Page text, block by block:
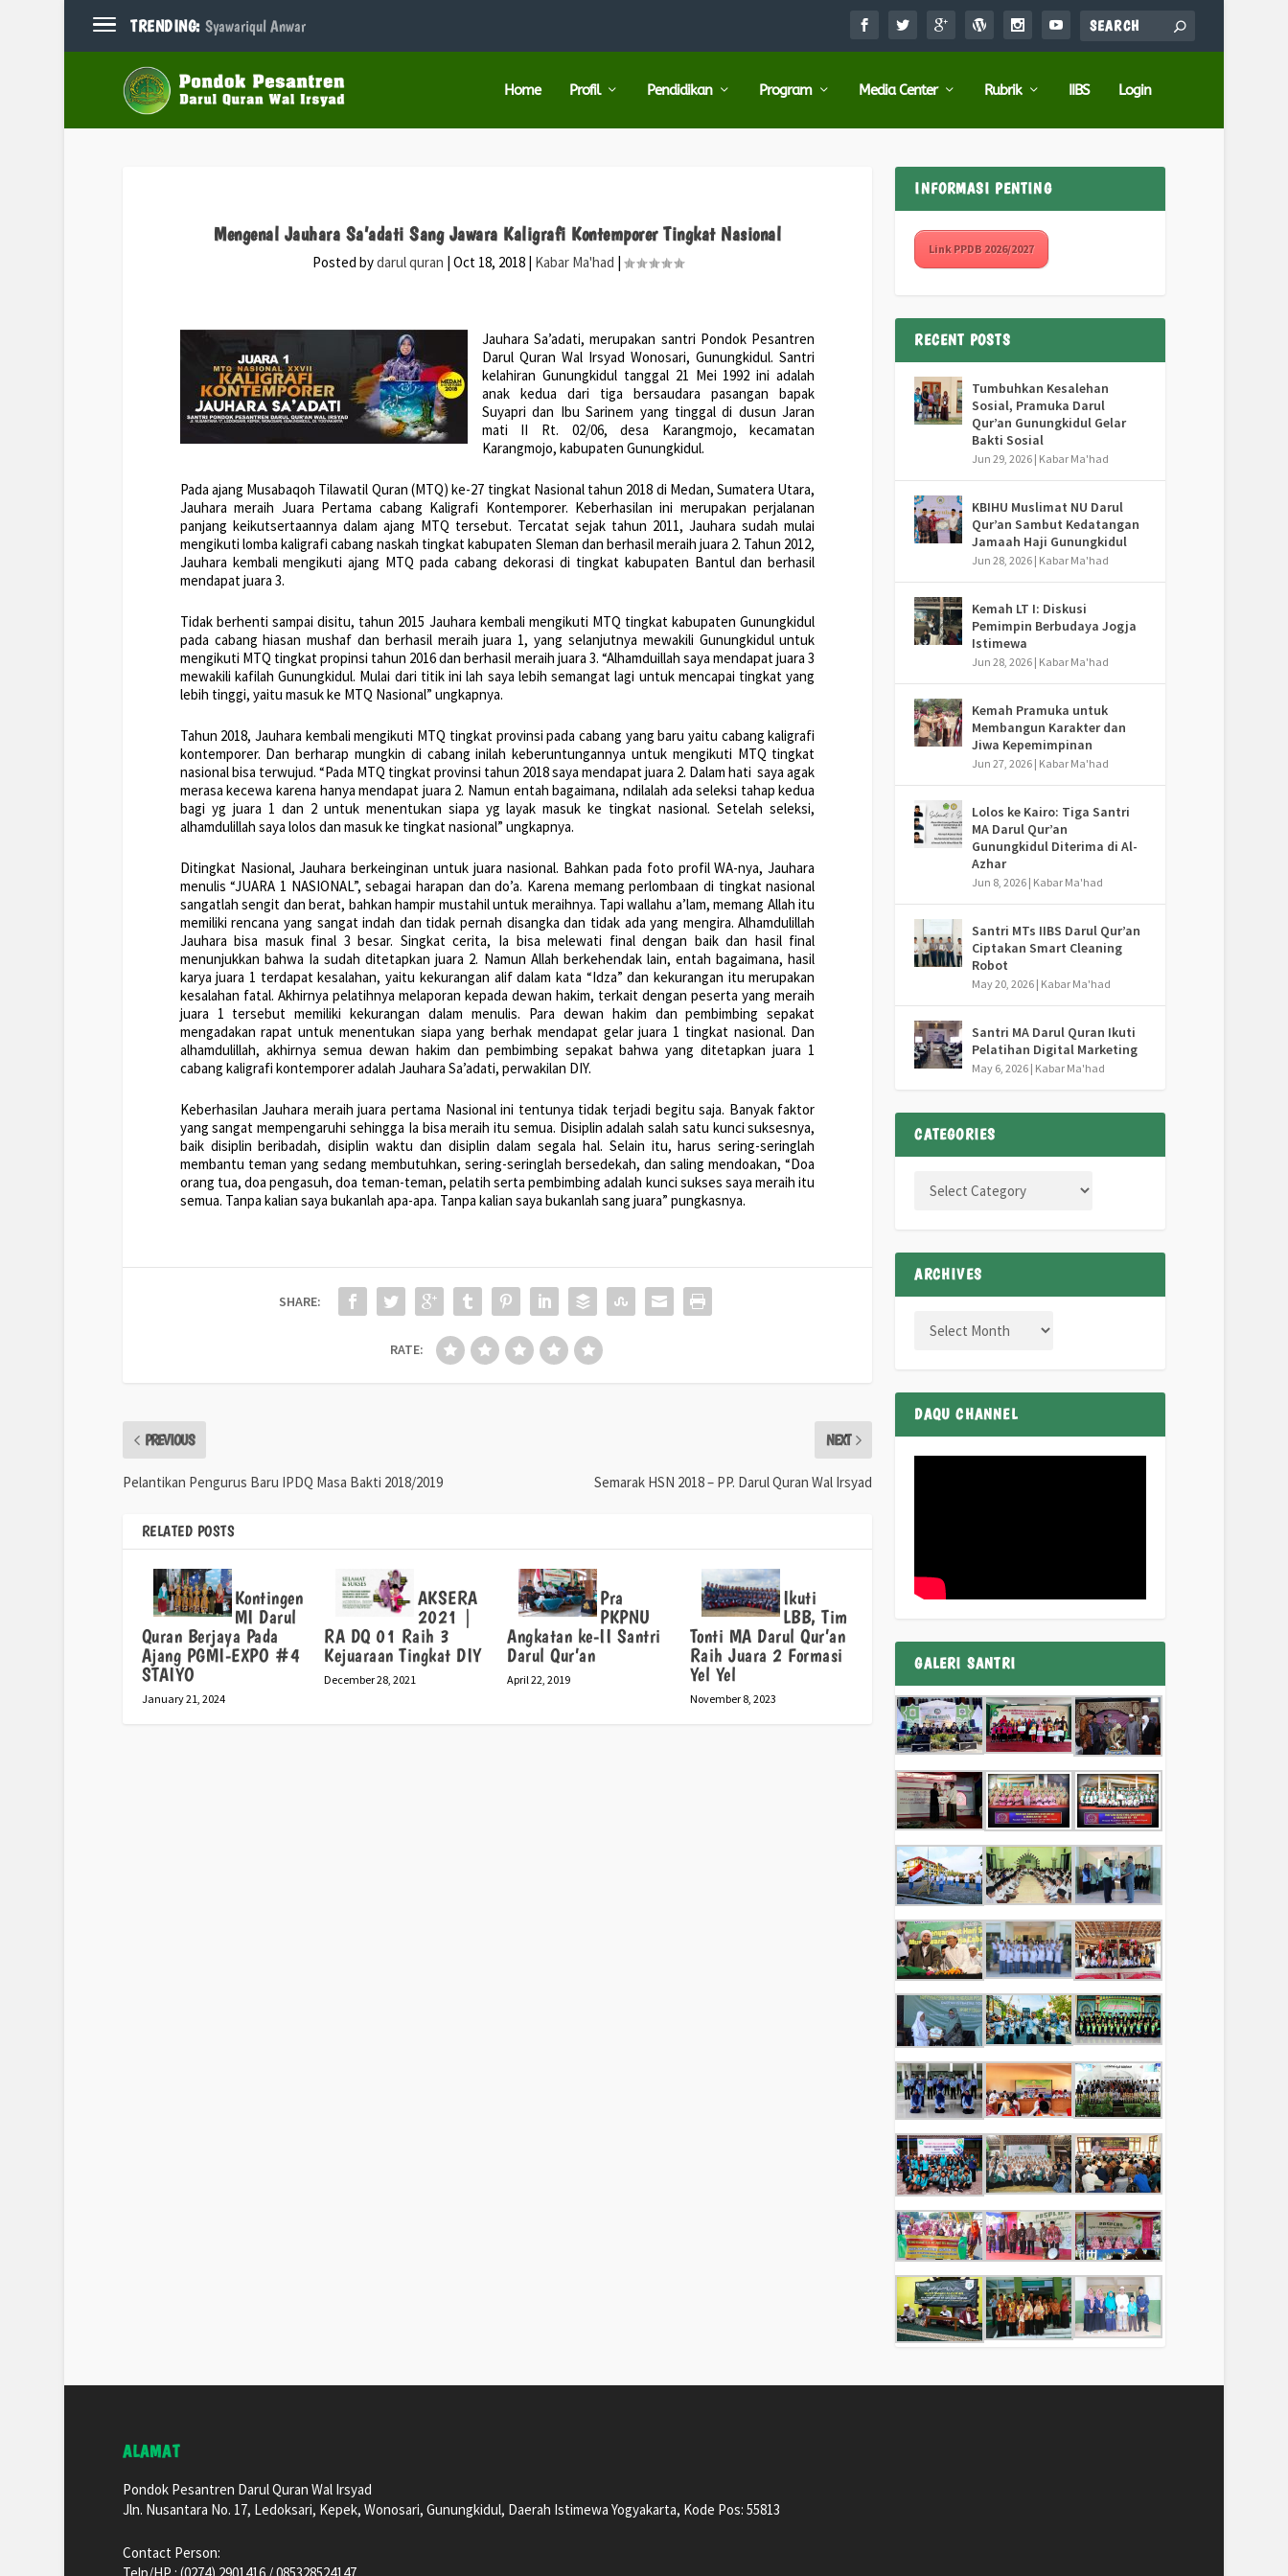
TRENDING: Syawariqul Anwar
Home Profil Pendidikan Program Media Center Rubrik IIBS Login
Mengenal Jauhara Sa’adati Sang Jawara Kaligrafi Kontemporer Tingkat Nasional
Posted bydarul quran Oct 18, 2018| Kabar Ma'had
Jauhara Sa’adati, merupakan santri Pondok Pesantren
Darul Quran Wal Irsyad Wonosari, Gunungkidul. Santri
kelahiran Gunungkidul tanggal 21 Mei 1992 ini adalah
anak kedua dari tiga bersaudara pasangan bapak
Suyapri dan Ibu Sarinem yang tinggal di dusun Jaran
mati II Rt. 02/06, desa Karangmojo, kecamatan
Karangmojo, kabupaten Gunungkidul.
Pada ajang Musabaqoh Tilawatil Quran (MTQ) ke-27 tingkat Nasional tahun 2018 di Medan, Sumatera Utara,
Jauhara meraih Juara Pertama cabang Kaligrafi Kontemporer. Keberhasilan ini merupakan perjalanan
panjang keikutsertaannya dalam ajang MTQ tersebut. Tercatat sejak tahun 2011, Jauhara sudah mulai
mengikuti lomba kaligrafi cabang naskah tingkat kabupaten Sleman dan berhasil meraih juara 2. Tahun 2012,
Jauhara kembali mengikuti ajang MTQ pada cabang dekorasi di tingkat kabupaten Bantul dan berhasil
mendapat juara 3.
Tidak berhenti sampai disitu, tahun 2015 Jauhara kembali mengikuti MTQ tingkat kabupaten Gunungkidul
pada cabang hiasan mushaf dan berhasil meraih juara 1, yang selanjutnya mewakili Gunungkidul untuk
mengikuti MTQ tingkat propinsi tahun 2016 dan berhasil meraih juara 3. “Alhamduillah saya mendapat juara 3
mewakili kafilah Gunungkidul. Mulai dari titik ini lah saya lebih semangat lagi untuk mencapai tingkat yang
lebih tinggi, yaitu masuk ke MTQ Nasional” ungkapnya.
Tahun 2018, Jauhara kembali mengikuti MTQ tingkat provinsi pada cabang yang baru yaitu cabang kaligrafi
kontemporer. Dan berharap mungkin di cabang inilah keberuntungannya untuk mengikuti MTQ tingkat
nasional bisa terwujud. “Pada MTQ tingkat provinsi tahun 2018 saya mendapat juara 2. Dalam hati saya agak
merasa kecewa karena hanya mendapat juara 2. Namun entah bagaimana, ndilalah ada seleksi tahap kedua
bagi yg juara 1 dan 2 untuk menentukan siapa yg layak masuk ke tingkat nasional. Setelah seleksi,
alhamdulillah saya lolos dan masuk ke tingkat nasional” ungkapnya.
Ditingkat Nasional, Jauhara berkeinginan untuk juara nasional. Bahkan pada foto profil WA-nya, Jauhara
menulis “JUARA 1 NASIONAL”, sebagai harapan dan do’a. Karena memang perlombaan di tingkat nasional
sangatlah sengit dan berat, bahkan hampir mustahil untuk meraihnya. Tapi wallahu a’lam, memang Allah itu
memiliki rencana yang sangat indah dan tidak pernah disangka dan tidak ada yang mengira. Alhamdulillah
Jauhara bisa masuk final 3 besar. Singkat cerita, Ia bisa melewati final dengan baik dan hasil final
menunjukkan bahwa Ia sudah ditetapkan juara 2. Namun Allah berkehendak lain, entah bagaimana, hasil
karya juara 1 terdapat kesalahan, yaitu kekurangan alif dalam kata “Idza” dan kekurangan itu merupakan
kesalahan fatal. Akhirnya pelatihnya melaporan kepada dewan hakim, terkait dengan peserta yang meraih
juara 1 tersebut memiliki kekurangan dalam menulis. Para dewan hakim dan pembimbing sepakat
mengadakan rapat untuk menentukan siapa yang berhak mendapat gelar juara 1 tingkat nasional. Dan
alhamdulillah, akhirnya semua dewan hakim dan pembimbing sepakat bahwa yang ditetapkan juara 1
cabang kaligrafi kontemporer adalah Jauhara Sa’adati, perwakilan DIY.
Keberhasilan Jauhara meraih juara pertama Nasional ini tentunya tidak terjadi begitu saja. Banyak faktor
yang sangat mempengaruhi sehingga Ia bisa meraih itu semua. Disiplin adalah salah satu kunci suksesnya,
baik disiplin beribadah, disiplin waktu dan disiplin dalam segala hal. Selain itu, harus sering-seringlah
membantu teman yang sedang membutuhkan, sering-seringlah bersedekah, dan saling mendoakan, “Doa
orang tua, doa pengasuh, doa teman-teman, pelatih serta pembimbing adalah kunci sukses saya meraih itu
semua. Tanpa kalian saya bukanlah apa-apa. Tanpa kalian saya bukanlah sang juara” pungkasnya.
SHARE:
RATE:
PREVIOUS
Pelantikan Pengurus Baru IPDQ Masa Bakti 2018/2019
NEXT
Semarak HSN 2018 – PP. Darul Quran Wal Irsyad
RELATED POSTS
Kontingen
MI Darul
Quran Berjaya Pada
Ajang PGMI-EXPO #4
STAIYO
January 21, 2024
AKSERA
2021 |
RA DQ 01 Raih 3
Kejuaraan Tingkat DIY
December 28, 2021
Pra
PKPNU
Angkatan ke-II Santri
Darul Qur’an
April 22, 2019
Ikuti
LBB, Tim
Tonti MA Darul Qur’an
Raih Juara 2 Formasi
Yel Yel
November 8, 2023
INFORMASI PENTING
Link PPDB 2026/2027
RECENT POSTS
Tumbuhkan Kesalehan
Sosial, Pramuka Darul
Qur’an Gunungkidul Gelar
Bakti Sosial
Jun 29, 2026 | Kabar Ma'had
KBIHU Muslimat NU Darul
Qur’an Sambut Kedatangan
Jamaah Haji Gunungkidul
Jun 28, 2026 | Kabar Ma'had
Kemah LT I: Diskusi
Pemimpin Berbudaya Jogja
Istimewa
Jun 28, 2026 | Kabar Ma'had
Kemah Pramuka untuk
Membangun Karakter dan
Jiwa Kepemimpinan
Jun 27, 2026 | Kabar Ma'had
Lolos ke Kairo: Tiga Santri
MA Darul Qur’an
Gunungkidul Diterima di Al-
Azhar
Jun 8, 2026 | Kabar Ma'had
Santri MTs IIBS Darul Qur’an
Ciptakan Smart Cleaning
Robot
May 20, 2026 | Kabar Ma'had
Santri MA Darul Quran Ikuti
Pelatihan Digital Marketing
May 6, 2026 | Kabar Ma'had
CATEGORIES
ARCHIVES
DAQU CHANNEL
GALERI SANTRI
ALAMAT
Pondok Pesantren Darul Quran Wal Irsyad
Jln. Nusantara No. 17, Ledoksari, Kepek, Wonosari, Gunungkidul, Daerah Istimewa Yogyakarta, Kode Pos: 55813
Contact Person: